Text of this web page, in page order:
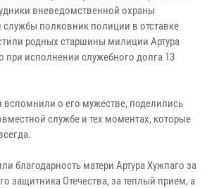
вневедомственной охраны
службы полковник полиции в отставке
родных старшины милиции Артура
при исполнении служебного долга 13
вспомнили о его мужестве, поделились
службе и тех моментах, которые
благодарность матери Артура Хужпаго за
защитника Отечества, за теплый прием, а